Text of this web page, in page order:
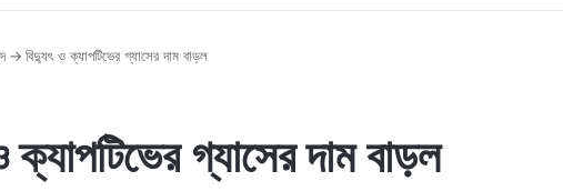
→ বিদ্যুৎ ও ক্যাপটিভের গ্যাসের দাম বাড়ল
ক্যাপটিভের গ্যাসের দাম বাড়ল